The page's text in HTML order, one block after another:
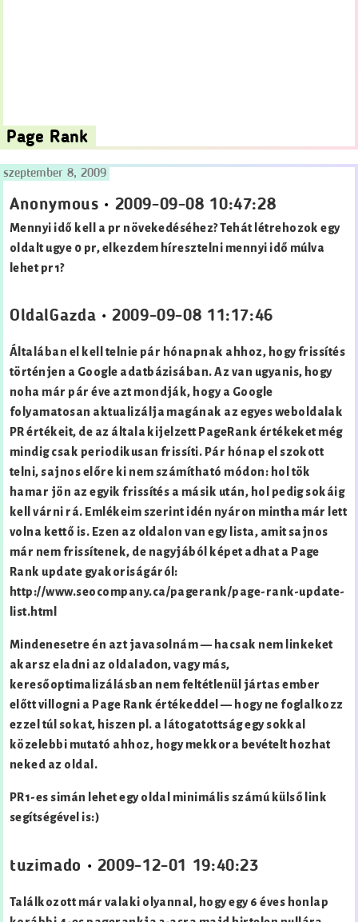
Page Rank
szeptember 8, 2009
Anonymous • 2009-09-08 10:47:28
Mennyi idő kell a pr növekedéséhez? Tehát létrehozok egy
oldalt ugye 0 pr, elkezdem híresztelni mennyi idő múlva
lehet pr1?
OldalGazda •2009-09-08 11:17:46
Általában el kell telnie pár hónapnak ahhoz, hogy frissítés
történjen a Google adatbázisában. Az van ugyanis, hogy
noha már pár éve azt mondják, hogy a Google
folyamatosan aktualizálja magának az egyes weboldalak
PR értékeit, de az általa kijelzett PageRank értékeket még
mindig csak periodikusan frissíti. Pár hónap el szokott
telni, sajnos előre ki nem számítható módon: hol tök
hamar jön az egyik frissítés a másik után, hol pedig sokáig
kell várni rá. Emlékeim szerint idén nyáron mintha már lett
volna kettő is. Ezen az oldalon van egy lista, amit sajnos
már nem frissítenek, de nagyjából képet adhat a Page
Rank update gyakoriságáról:
http://www.seocompany.ca/pagerank/page-rank-update-
list.html
Mindenesetre én azt javasolnám — hacsak nem linkeket
akarsz eladni az oldaladon, vagy más,
keresőoptimalizálásban nem feltétlenül jártas ember
előtt villogni a Page Rank értékeddel — hogy ne foglalkozz
ezzel túl sokat, hiszen pl. a látogatottság egy sokkal
közelebbi mutató ahhoz, hogy mekkora bevételt hozhat
neked az oldal.
PR1-es simán lehet egy oldal minimális számú külső link
segítségével is:)
tuzimado • 2009-12-01 19:40:23
Találkozott már valaki olyannal, hogy egy 6 éves honlap